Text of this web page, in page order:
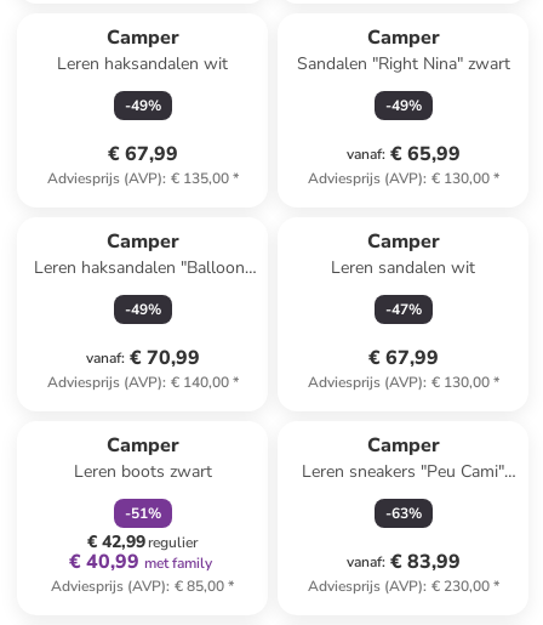
Camper
Leren haksandalen wit
-49%
€ 67,99
Adviesprijs (AVP): € 135,00*
Camper
Sandalen "Right Nina" zwart
-49%
vanaf: € 65,99
Adviesprijs (AVP): € 130,00*
Camper
Leren haksandalen "Balloon"
donkerblauw
-49%
vanaf: € 70,99
Adviesprijs (AVP): € 140,00*
Camper
Leren sandalen wit
-47%
€ 67,99
Adviesprijs (AVP): € 130,00*
Camper
Leren boots zwart
-51%
€ 42,99regulier
€ 40,99 met family
Adviesprijs (AVP): € 85,00*
Camper
Leren sneakers "Peu Cami"
wit
-63%
vanaf: € 83,99
Adviesprijs (AVP): € 230,00*